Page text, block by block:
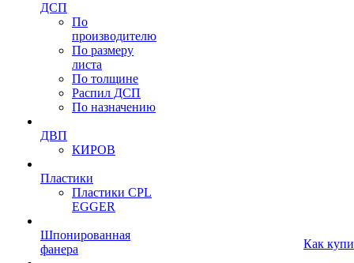
ДСП
По
производителю
По размеру
листа
По толщине
Распил ДСП
По назначению
ДВП
КИРОВ
Пластики
Пластики CPL
EGGER
Шпонированная
фанера
Как